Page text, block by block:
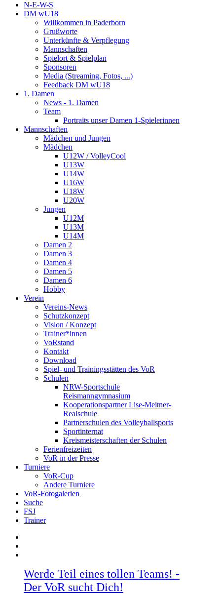
N-E-W-S
DM wU18
Willkommen in Paderborn
Grußworte
Unterkünfte & Verpflegung
Mannschaften
Spielort & Spielplan
Sponsoren
Media (Streaming, Fotos, ...)
Feedback DM wU18
1. Damen
News - 1. Damen
Team
Portraits unser Damen 1-Spielerinnen
Mannschaften
Mädchen und Jungen
Mädchen
U12W / VolleyCool
U13W
U14W
U16W
U18W
U20W
Jungen
U12M
U13M
U14M
Damen 2
Damen 3
Damen 4
Damen 5
Damen 6
Hobby
Verein
Vereins-News
Schutzkonzept
Vision / Konzept
Trainer*innen
VoRstand
Kontakt
Download
Spiel- und Trainingsstätten des VoR
Schulen
NRW-Sportschule
Reismanngymnasium
Kooperationspartner Lise-Meitner-
Realschule
Partnerschulen des Volleyballsports
Sportinternat
Kreismeisterschaften der Schulen
Ferienfreizeiten
VoR in der Presse
Turniere
VoR-Cup
Andere Turniere
VoR-Fotogalerien
Suche
FSJ
Trainer
Werde Teil eines tollen Teams! -
Der VoR sucht Dich!